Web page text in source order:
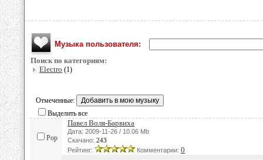
Музыка пользователя:
Поиск по категориям:
Electro (1)
Отмеченные:
Выделить все
Pop
Павел Воля-Барвиха
Дата: 2009-11-26 / 10.06 Mb
Скачано: 243
Рейтинг:
Комментарии: 0